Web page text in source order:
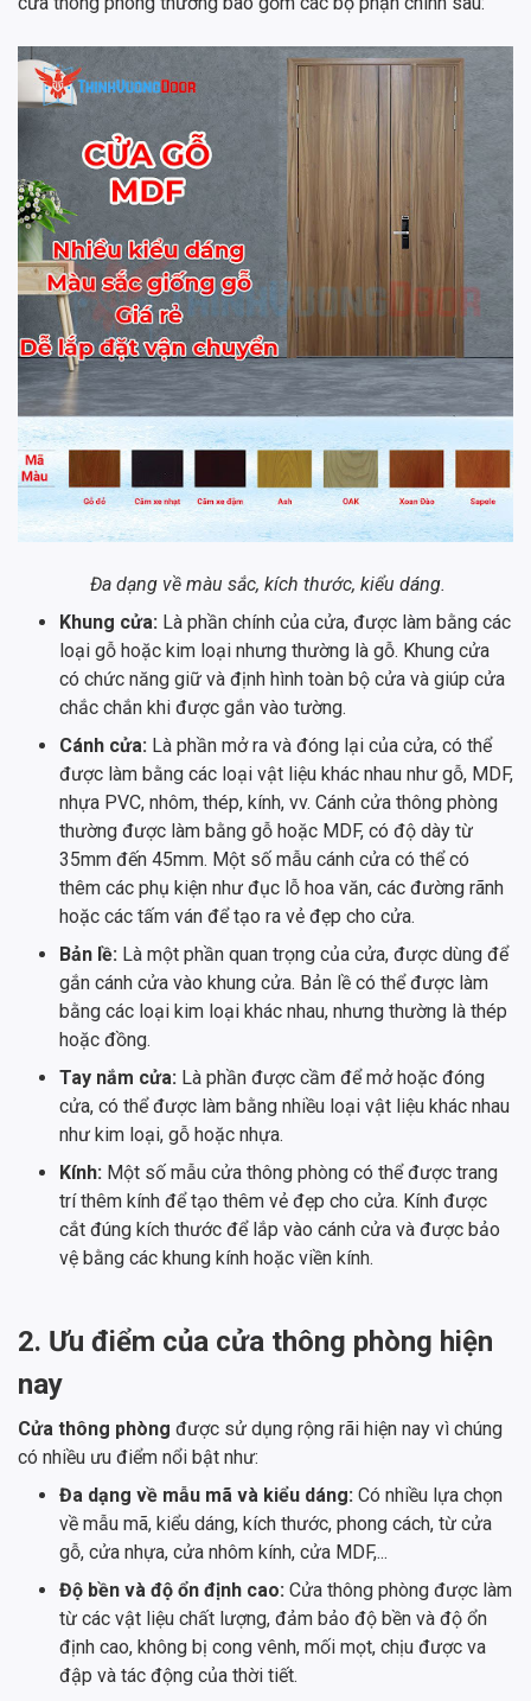
Đa dạng về màu sắc, kích thước, kiểu dáng.
Khung cửa: Là phần chính của cửa, được làm bằng các
loại gỗ hoặc kim loại nhưng thường là gỗ. Khung cửa
có chức năng giữ và định hình toàn bộ cửa và giúp cửa
chắc chắn khi được gắn vào tường.
Cánh cửa: Là phần mở ra và đóng lại của cửa, có thể
được làm bằng các loại vật liệu khác nhau như gỗ, MDF,
nhựa PVC, nhôm, thép, kính, vv. Cánh cửa thông phòng
thường được làm bằng gỗ hoặc MDF, có độ dày từ
35mm đến 45mm. Một số mẫu cánh cửa có thể có
thêm các phụ kiện như đục lỗ hoa văn, các đường rãnh
hoặc các tấm ván để tạo ra vẻ đẹp cho cửa.
Bản lề: Là một phần quan trọng của cửa, được dùng để
gắn cánh cửa vào khung cửa. Bản lề có thể được làm
bằng các loại kim loại khác nhau, nhưng thường là thép
hoặc đồng.
Tay nắm cửa: Là phần được cầm để mở hoặc đóng
cửa, có thể được làm bằng nhiều loại vật liệu khác nhau
như kim loại, gỗ hoặc nhựa.
Kính: Một số mẫu cửa thông phòng có thể được trang
trí thêm kính để tạo thêm vẻ đẹp cho cửa. Kính được
cắt đúng kích thước để lắp vào cánh cửa và được bảo
vệ bằng các khung kính hoặc viền kính.
2. Ưu điểm của cửa thông phòng hiện
nay
Cửa thông phòng được sử dụng rộng rãi hiện nay vì chúng
có nhiều ưu điểm nổi bật như:
Đa dạng về mẫu mã và kiểu dáng: Có nhiều lựa chọn
về mẫu mã, kiểu dáng, kích thước, phong cách, từ cửa
gỗ, cửa nhựa, cửa nhôm kính, cửa MDF,...
Độ bền và độ ổn định cao: Cửa thông phòng được làm
từ các vật liệu chất lượng, đảm bảo độ bền và độ ổn
định cao, không bị cong vênh, mối mọt, chịu được va
đập và tác động của thời tiết.